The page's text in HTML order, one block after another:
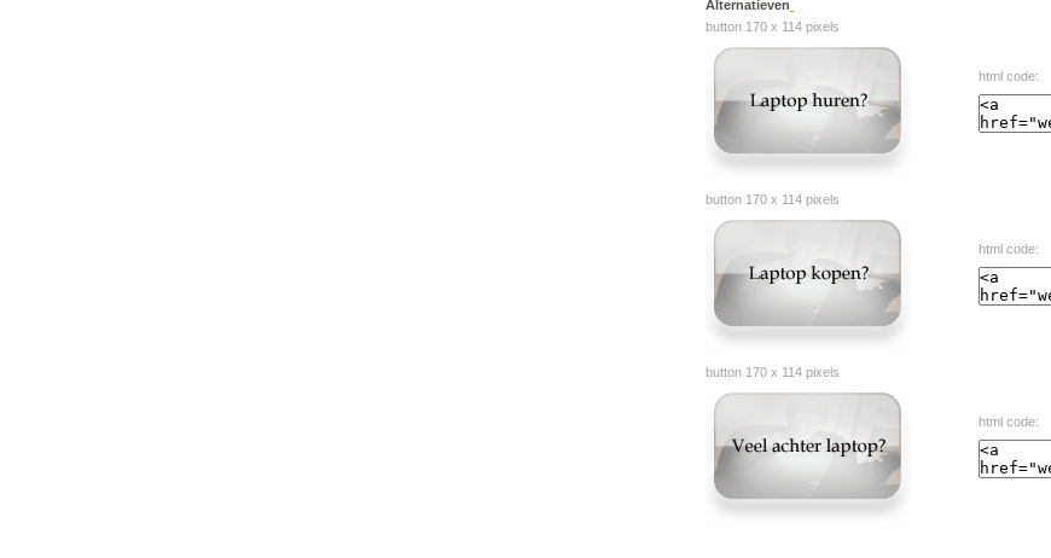
Alternatieven
button 170 x 114 pixels
html code:
button 170 x 114 pixels
html code:
button 170 x 114 pixels
html code: